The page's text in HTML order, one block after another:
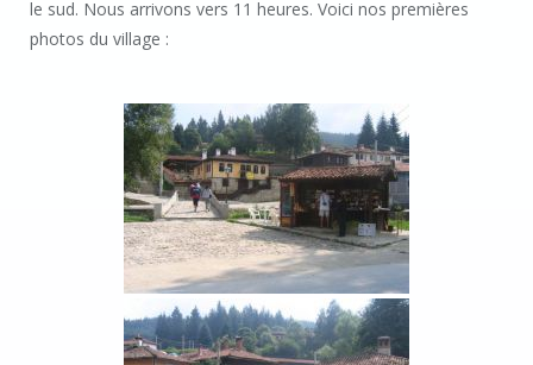
le sud. Nous arrivons vers 11 heures. Voici nos premières
photos du village :